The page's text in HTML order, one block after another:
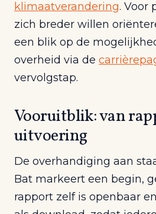
klimaatverandering. Voor
zich breder willen
een blik op de
overheid via de
vervolgstap.
Vooruitblik: van
uitvoering
De overhandiging aan
Bat markeert een begin,
rapport zelf is openbaar